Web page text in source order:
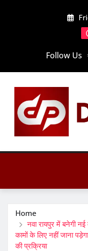
Follow Us
Home
नवा रायपुर में बनेगी
कामों के लिए नहीं जाना
की प्रक्रिया